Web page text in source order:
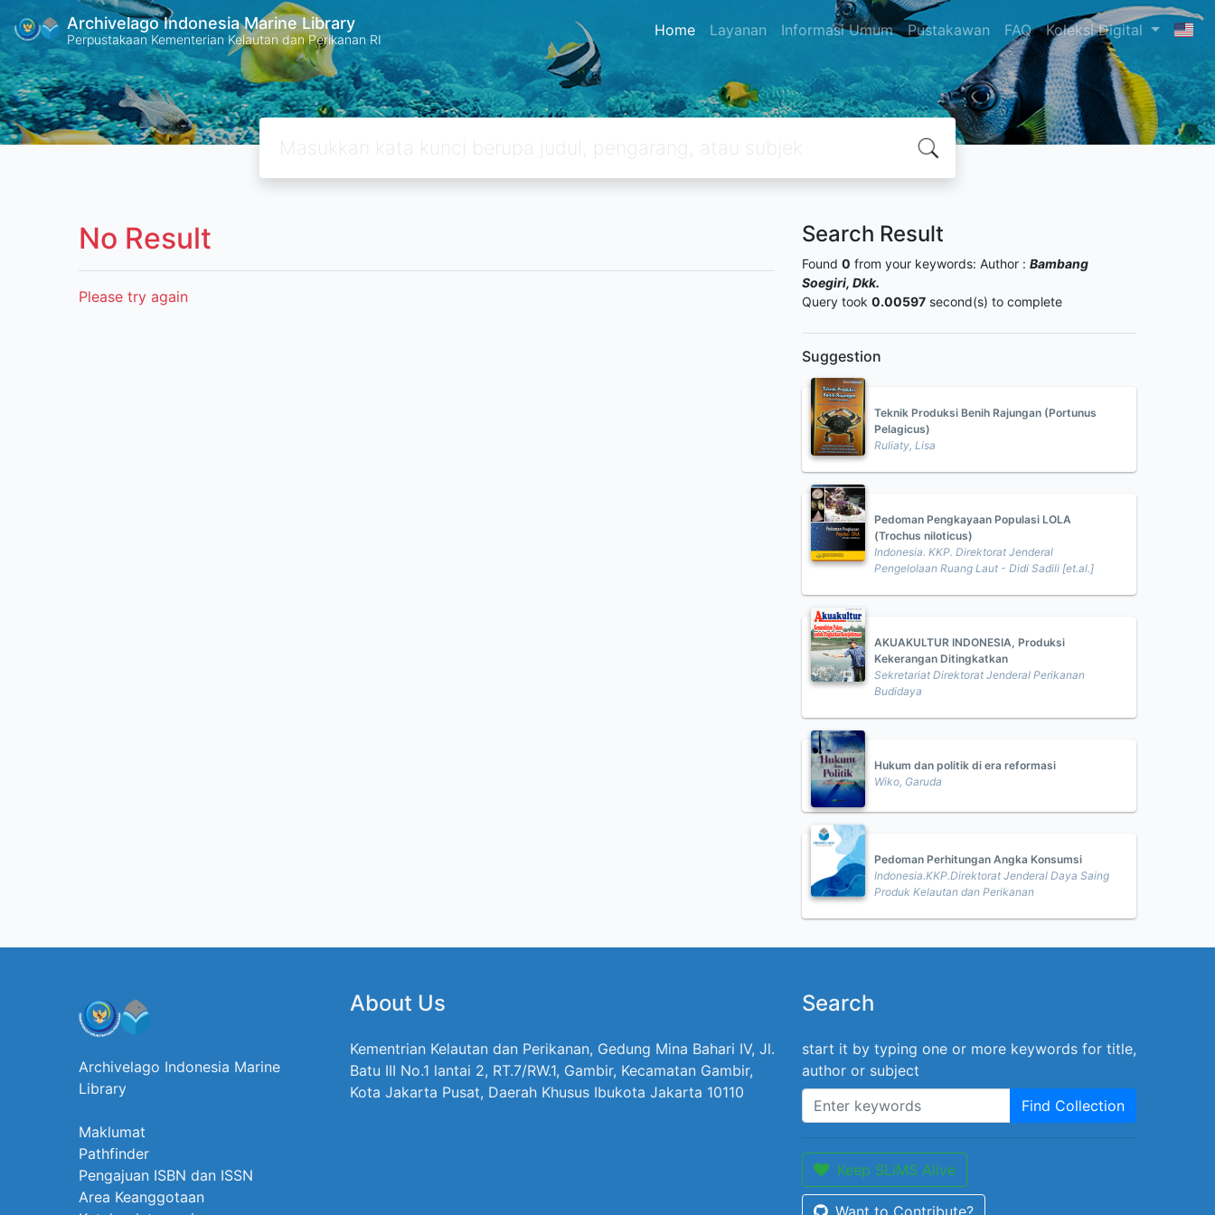
Archivelago Indonesia Marine Library
Perpustakaan Kementerian Kelautan dan Perikanan RI Home Layanan Informasi Umum Pustakawan FAQ Koleksi Digital
No Result
Please try again
Search Result
Found 0 from your keywords: Author : Bambang
Soegiri, Dkk.
Query took 0.00597 second(s) to complete
Suggestion
Teknik Produksi Benih Rajungan (Portunus
Pelagicus)
Ruliaty, Lisa
Pedoman Pengkayaan Populasi LOLA
(Trochus niloticus)
Indonesia. KKP. Direktorat Jenderal
Pengelolaan Ruang Laut - Didi Sadili [et.al.]
AKUAKULTUR INDONESIA, Produksi
Kekerangan Ditingkatkan
Sekretariat Direktorat Jenderal Perikanan
Budidaya
Hukum dan politik di era reformasi
Wiko, Garuda
Pedoman Perhitungan Angka Konsumsi
Indonesia.KKP.Direktorat Jenderal Daya Saing
Produk Kelautan dan Perikanan
Archivelago Indonesia Marine
Library
Maklumat
Pathfinder
Pengajuan ISBN dan ISSN
Area Keanggotaan
About Us
Kementrian Kelautan dan Perikanan, Gedung Mina Bahari IV, Jl.
Batu III No.1 lantai 2, RT.7/RW.1, Gambir, Kecamatan Gambir,
Kota Jakarta Pusat, Daerah Khusus Ibukota Jakarta 10110
Search
start it by typing one or more keywords for title,
author or subject
Find Collection
Keep SLiMS Alive
Want to Contribute?